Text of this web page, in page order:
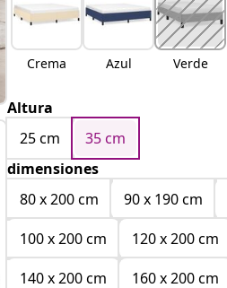
Crema Azul Verde
Altura
25 cm
35 cm
dimensiones
80 x 200 cm
90 x 190 cm
100 x 200 cm
120 x 200 cm
140 x 200 cm
160 x 200 cm